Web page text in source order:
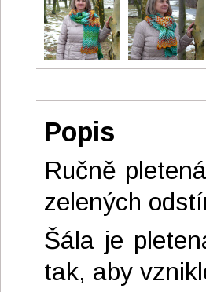
Popis
Ručně
zelených
Šála je
tak, aby